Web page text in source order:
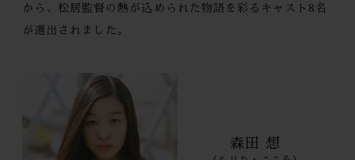
から、松居監督の熱が込められた物語を彩るキャスト8名
が選出されました。
森田 想